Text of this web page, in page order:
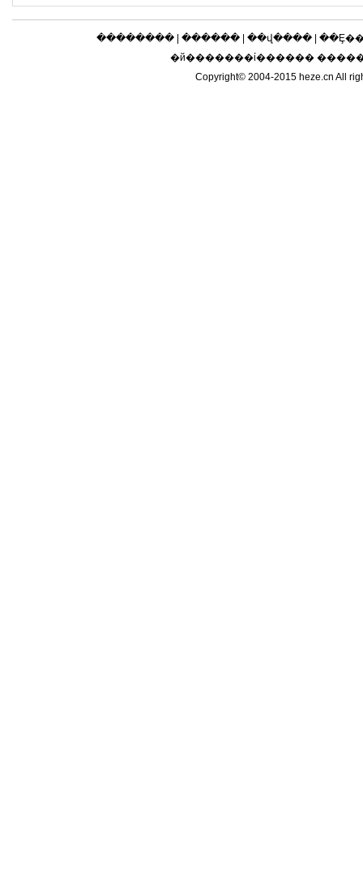
�������� ������ ��վ����
�й�������ί������
Copyright© 2004-2015 heze.cn